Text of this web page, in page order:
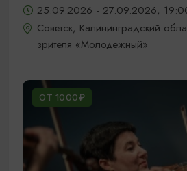
25.09.2026 - 27.09.2026,
Советск, Калининградский
зрителя «Молодежный»
ОТ 1000₽